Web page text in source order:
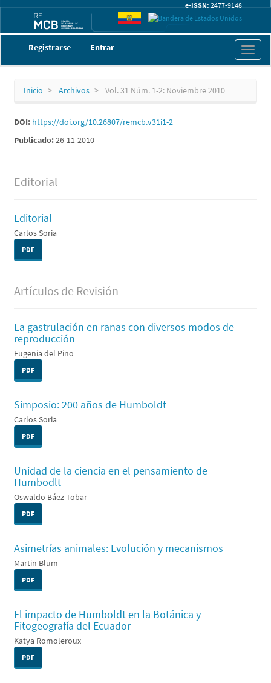
e-ISSN:2477-9148
principal
Contenido
Barra
Registrarse Entrar
Toggle
Inicio Archivos Vol. 31 Núm. 1-2: Noviembre 2010
DOI: https://doi.org/10.26807/remcb.v31i1-2
Publicado:26-11-2010
Editorial
Editorial
Carlos Soria
PDF
Artículos de Revisión
La gastrulación en ranas con diversos modos de
reproducción
Eugenia del Pino
PDF
Simposio: 200 años de Humboldt
Carlos Soria
PDF
Unidad de la ciencia en el pensamiento de
Humbodlt
Oswaldo Báez Tobar
PDF
Asimetrías animales: Evolución y mecanismos
Martin Blum
PDF
El impacto de Humboldt en la Botánica y
Fitogeografía del Ecuador
Katya Romoleroux
PDF